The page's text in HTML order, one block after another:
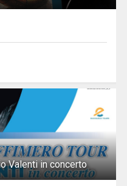
Valenti in concerto